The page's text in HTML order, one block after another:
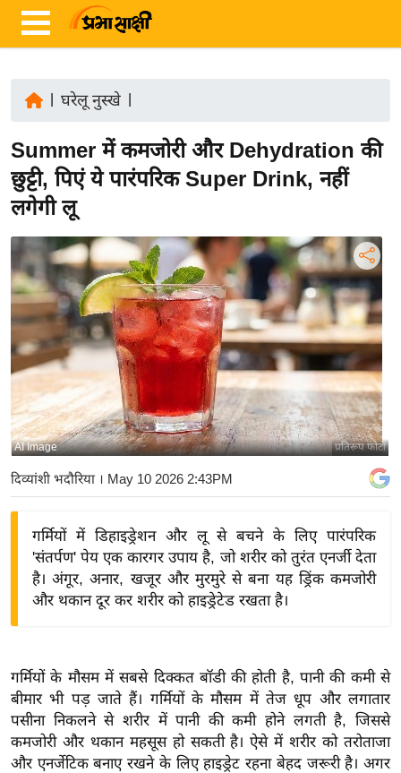
ज़ा
ख
ब
र
रा
ष्ट्री
य
अं
त
र्रा
ष्ट्री
य
बि
ज़
ने
द्यो
त
वि
शे
ष
ज्ञ
घरेलू नुस्खे
Summer में कमजोरी और Dehydration की
छुट्टी, पिएं ये पारंपरिक Super Drink, नहीं
लगेगी लू
प्रतिरूप फोटो
AI Image
दिव्यांशी भदौरिया । May 10 2026 2:43PM
गर्मियों में डिहाइड्रेशन और लू से बचने के लिए पारंपरिक
'संतर्पण' पेय एक कारगर उपाय है, जो शरीर को तुरंत एनर्जी देता
है। अंगूर, अनार, खजूर और मुरमुरे से बना यह ड्रिंक कमजोरी
और थकान दूर कर शरीर को हाइड्रेटेड रखता है।
गर्मियों के मौसम में सबसे दिक्कत बॉडी की होती है, पानी की कमी से
बीमार भी पड़ जाते हैं। गर्मियों के मौसम में तेज धूप और लगातार
पसीना निकलने से शरीर में पानी की कमी होने लगती है, जिससे
कमजोरी और थकान महसूस हो सकती है। ऐसे में शरीर को तरोताजा
और एनर्जेटिक बनाए रखने के लिए हाइड्रेट रहना बेहद जरूरी है। अगर